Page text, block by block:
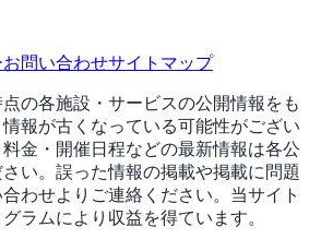
お問い合わせサイトマップ
の各施設・サービスの公開情報をも
報が古くなっている可能性がござい
金・開催日程などの最新情報は各公
い。誤った情報の掲載や掲載に問題
わせよりご連絡ください。当サイト
ラムにより収益を得ています。